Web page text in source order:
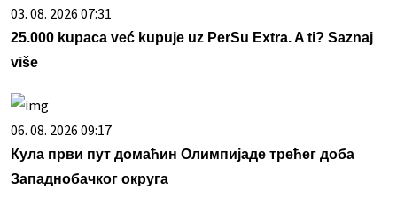
03. 08. 2026 07:31
25.000 kupaca već kupuje uz PerSu Extra. A ti? Saznaj
više
06. 08. 2026 09:17
Кула први пут домаћин Олимпијаде трећег доба
Западнобачког округа